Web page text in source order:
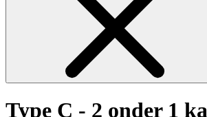
Type C - 2 onder 1